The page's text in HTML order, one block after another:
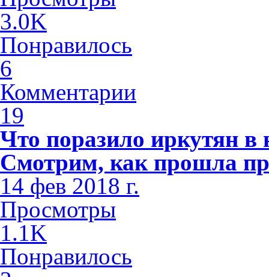
3.0K
Понравилось
6
Комментарии
19
Что поразило иркутян
Смотрим, как прошла
14 фев 2018 г.
Просмотры
1.1K
Понравилось